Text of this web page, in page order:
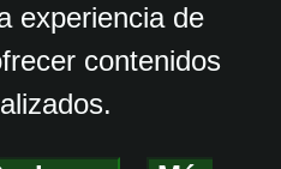
experiencia de
contenidos